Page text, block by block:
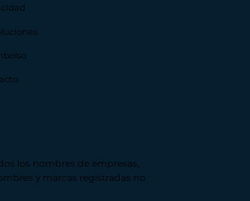
los nombres de empresas,
y marcas registradas no